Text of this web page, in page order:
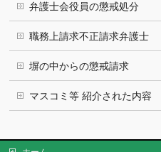
弁護士会役員の懲戒処分
職務上請求不正請求弁護士
塀の中からの懲戒請求
マスコミ等 紹介された内容